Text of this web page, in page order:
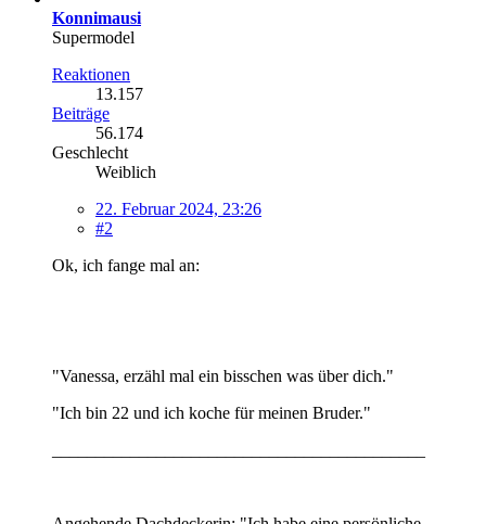
Konnimausi
Supermodel
Reaktionen
13.157
Beiträge
56.174
Geschlecht
Weiblich
22. Februar 2024, 23:26
#2
Ok, ich fange mal an:
"Vanessa, erzähl mal ein bisschen was über dich."
"Ich bin 22 und ich koche für meinen Bruder."